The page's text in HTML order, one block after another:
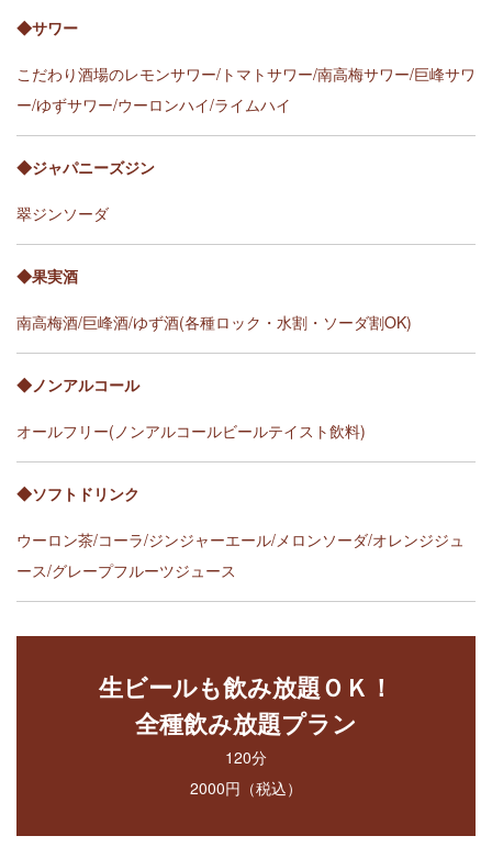
◆サワー
こだわり酒場のレモンサワー/トマトサワー/南高梅サワー/巨峰サワ
ー/ゆずサワー/ウーロンハイ/ライムハイ
◆ジャパニーズジン
翠ジンソーダ
◆果実酒
南高梅酒/巨峰酒/ゆず酒(各種ロック・水割・ソーダ割OK)
◆ノンアルコール
オールフリー(ノンアルコールビールテイスト飲料)
◆ソフトドリンク
ウーロン茶/コーラ/ジンジャーエール/メロンソーダ/オレンジジュ
ース/グレープフルーツジュース
生ビールも飲み放題ＯＫ！
全種飲み放題プラン
120分
2000円（税込）